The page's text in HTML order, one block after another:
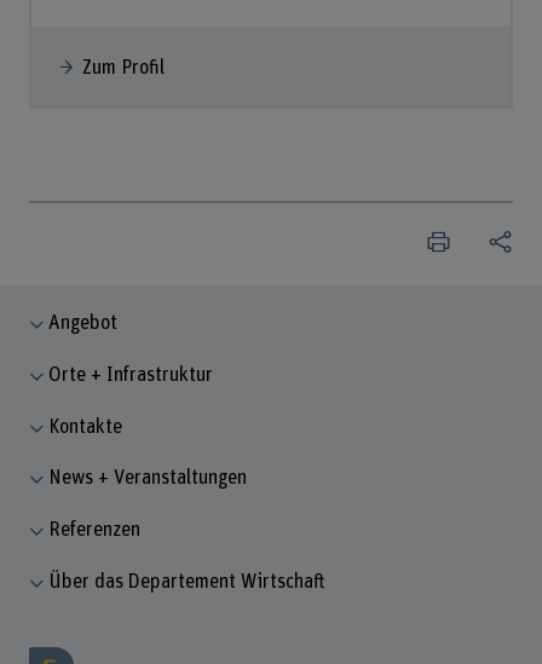
Zum Profil
Angebot
Orte + Infrastruktur
Kontakte
News + Veranstaltungen
Referenzen
Über das Departement Wirtschaft